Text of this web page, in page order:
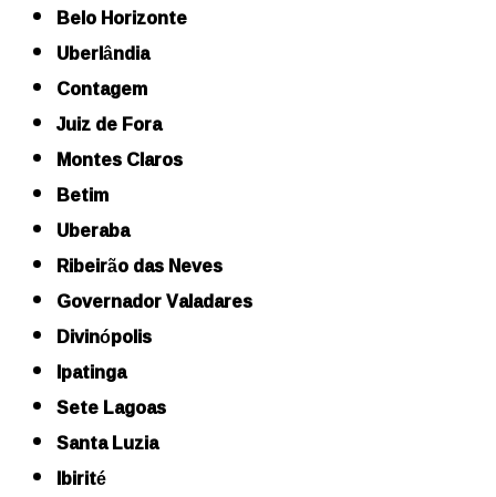
Belo Horizonte
Uberlândia
Contagem
Juiz de Fora
Montes Claros
Betim
Uberaba
Ribeirão das Neves
Governador Valadares
Divinópolis
Ipatinga
Sete Lagoas
Santa Luzia
Ibirité